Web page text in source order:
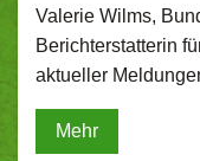
Valerie Wilms,
Berichterstatterin
aktueller
Mehr